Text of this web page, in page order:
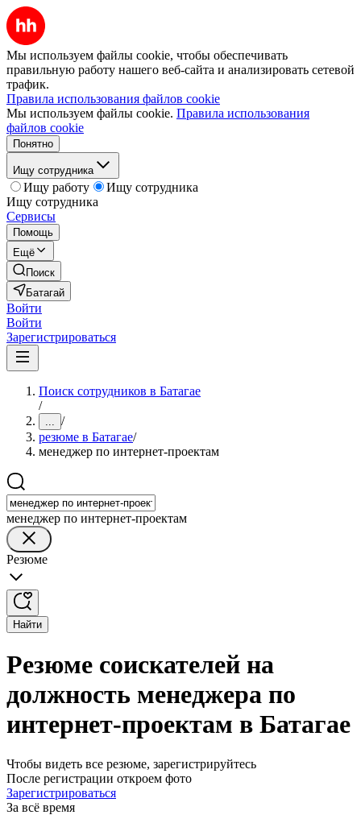
Мы используем файлы cookie, чтобы обеспечивать
правильную работу нашего веб-сайта и анализировать сетевой
трафик.
Правила использования файлов cookie
Мы используем файлы cookie. Правила использования
файлов cookie
Понятно
Ищу сотрудника
Ищу работу
Ищу сотрудника
Ищу сотрудника
Сервисы
Помощь
Ещё
Поиск
Батагай
Войти
Войти
Зарегистрироваться
Поиск сотрудников в Батагае
/
... /
резюме в Батагае/
менеджер по интернет-проектам
менеджер по интернет-проектам
Резюме
Найти
Резюме соискателей на
должность менеджера по
интернет-проектам в Батагае
Чтобы видеть все резюме, зарегистрируйтесь
После регистрации откроем фото
Зарегистрироваться
За всё время